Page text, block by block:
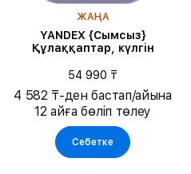
ЖАҢА
YANDEX {Сымсыз}
Құлаққаптар, күлгін
54 990 ₸
4 582 ₸-ден бастап/айына
12 айға бөліп төлеу
Себетке